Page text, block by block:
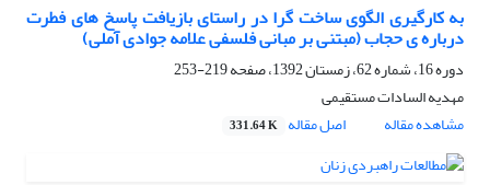
به کارگیری الگوی ساخت گرا در راستای بازیافت پاسخ های فطرت
درباره ی حجاب (مبتنی بر مبانی فلسفی علامه جوادی آملی)
دوره 16، شماره 62، زمستان 1392، صفحه
219-253
مهدیه السادات مستقیمی
مشاهده مقاله
اصل مقاله 331.64 K